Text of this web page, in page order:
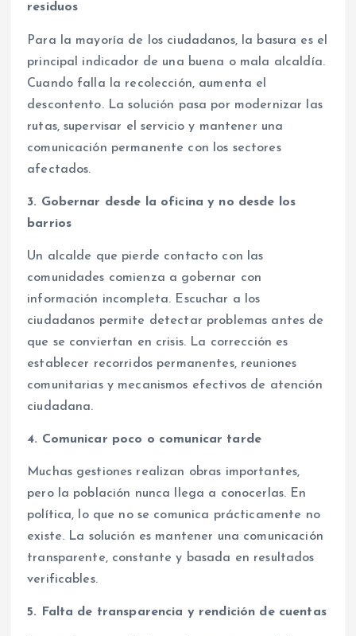
residuos
Para la mayoría de los ciudadanos, la basura es el
principal indicador de una buena o mala alcaldía.
Cuando falla la recolección, aumenta el
descontento. La solución pasa por modernizar las
rutas, supervisar el servicio y mantener una
comunicación permanente con los sectores
afectados.
3. Gobernar desde la oficina y no desde los
barrios
Un alcalde que pierde contacto con las
comunidades comienza a gobernar con
información incompleta. Escuchar a los
ciudadanos permite detectar problemas antes de
que se conviertan en crisis. La corrección es
establecer recorridos permanentes, reuniones
comunitarias y mecanismos efectivos de atención
ciudadana.
4. Comunicar poco o comunicar tarde
Muchas gestiones realizan obras importantes,
pero la población nunca llega a conocerlas. En
política, lo que no se comunica prácticamente no
existe. La solución es mantener una comunicación
transparente, constante y basada en resultados
verificables.
5. Falta de transparencia y rendición de cuentas